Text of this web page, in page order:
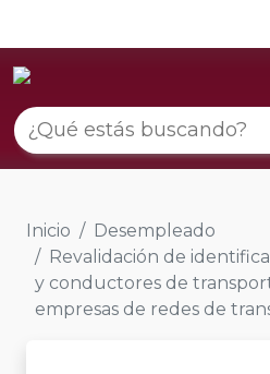
Inicio
Desempleado
Revalidación de
y conductores de
empresas de redes de